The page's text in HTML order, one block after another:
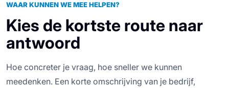
WAAR KUNNEN WE MEE HELPEN?
Kies de kortste route naar
antwoord
Hoe concreter je vraag, hoe sneller we kunnen
meedenken. Een korte omschrijving van je bedrijf,